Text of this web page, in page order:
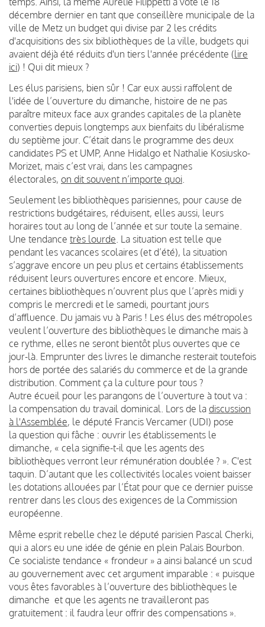
décembre dernier en tant que conseillère municipale de la
ville de Metz un budget qui divise par 2 les crédits
d'acquisitions des six bibliothèques de la ville, budgets qui
avaient déjà été réduits d'un tiers l'année précédente (lire
ici) ! Qui dit mieux ?
Les élus parisiens, bien sûr ! Car eux aussi raffolent de
l'idée de l’ouverture du dimanche, histoire de ne pas
paraître miteux face aux grandes capitales de la planète
converties depuis longtemps aux bienfaits du libéralisme
du septième jour. C’était dans le programme des deux
candidates PS et UMP, Anne Hidalgo et Nathalie Kosiusko-
Morizet, mais c’est vrai, dans les campagnes
électorales, on dit souvent n’importe quoi.
Seulement les bibliothèques parisiennes, pour cause de
restrictions budgétaires, réduisent, elles aussi, leurs
horaires tout au long de l’année et sur toute la semaine.
Une tendance très lourde. La situation est telle que
pendant les vacances scolaires (et d’été), la situation
s’aggrave encore un peu plus et certains établissements
réduisent leurs ouvertures encore et encore. Mieux,
certaines bibliothèques n’ouvrent plus que l’après midi y
compris le mercredi et le samedi, pourtant jours
d’affluence. Du jamais vu à Paris ! Les élus des métropoles
veulent l’ouverture des bibliothèques le dimanche mais à
ce rythme, elles ne seront bientôt plus ouvertes que ce
jour-là. Emprunter des livres le dimanche resterait toutefois
hors de portée des salariés du commerce et de la grande
distribution. Comment ça la culture pour tous ?
Autre écueil pour les parangons de l’ouverture à tout va :
la compensation du travail dominical. Lors de la discussion
à l'Assemblée, le député Francis Vercamer (UDI) pose
la question qui fâche : ouvrir les établissements le
dimanche, « cela signifie-t-il que les agents des
bibliothèques verront leur rémunération doublée ? ». C'est
taquin. D’autant que les collectivités locales voient baisser
les dotations allouées par l’État pour que ce dernier puisse
rentrer dans les clous des exigences de la Commission
européenne.
Même esprit rebelle chez le député parisien Pascal Cherki,
qui a alors eu une idée de génie en plein Palais Bourbon.
Ce socialiste tendance « frondeur » a ainsi balancé un scud
au gouvernement avec cet argument imparable : « puisque
vous êtes favorables à l’ouverture des bibliothèques le
dimanche et que les agents ne travailleront pas
gratuitement : il faudra leur offrir des compensations ».